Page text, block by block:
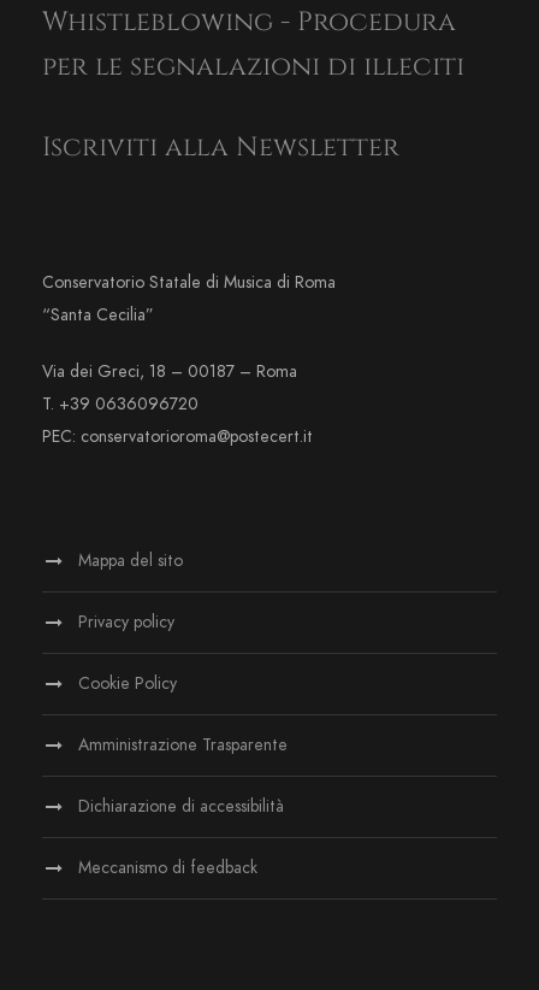
Whistleblowing - Procedura
per le segnalazioni di illeciti
Iscriviti alla Newsletter
Conservatorio Statale di Musica di Roma
“Santa Cecilia”
Via dei Greci, 18 – 00187 – Roma
T. +39 0636096720
PEC: conservatorioroma@postecert.it
Mappa del sito
Privacy policy
Cookie Policy
Amministrazione Trasparente
Dichiarazione di accessibilità
Meccanismo di feedback